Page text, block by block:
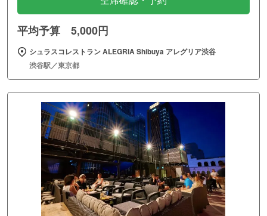
平均予算 5,000円
シュラスコレストラン ALEGRIA Shibuya アレグリア渋谷
渋谷駅／東京都